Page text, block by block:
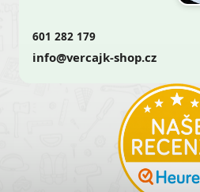
601 282 179
info@vercajk-shop.cz